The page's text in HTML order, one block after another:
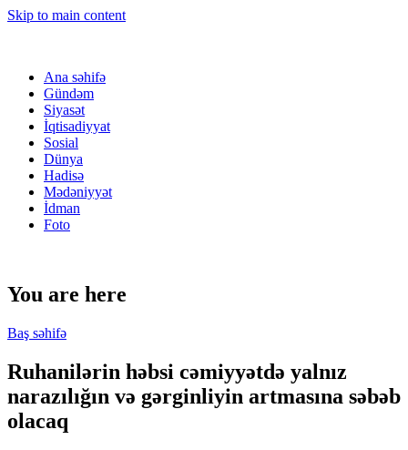
Skip to main content
Ana səhifə
Gündəm
Siyasət
İqtisadiyyat
Sosial
Dünya
Hadisə
Mədəniyyət
İdman
Foto
You are here
Baş səhifə
Ruhanilərin həbsi cəmiyyətdə yalnız
narazılığın və gərginliyin artmasına səbəb
olacaq